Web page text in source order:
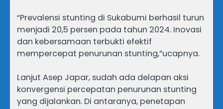
“Prevalensi stunting di Sukabumi berhasil turun
menjadi 20,5 persen pada tahun 2024. Inovasi
dan kebersamaan terbukti efektif
mempercepat penurunan stunting,”ucapnya.
Lanjut Asep Japar, sudah ada delapan aksi
konvergensi percepatan penurunan stunting
yang dijalankan. Di antaranya, penetapan